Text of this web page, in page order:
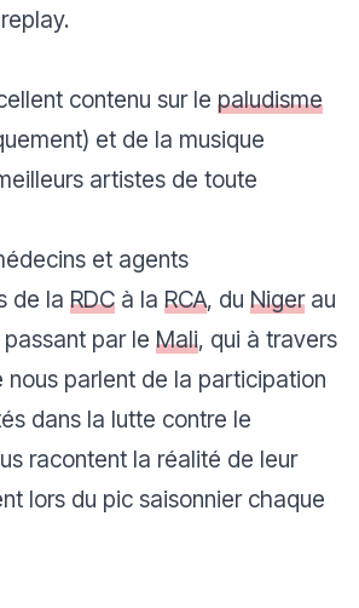
contenu sur le paludisme
et de la musique
artistes de toute
et agents
de la RDC à la RCA, du Nigerau
passant par le Mali, qui à travers
nous parlent de la participation
dans la lutte contre le
racontent la réalité de leur
lors du pic saisonnier chaque